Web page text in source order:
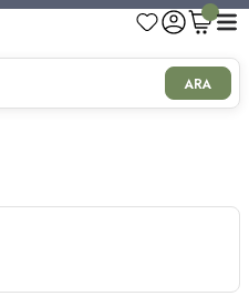
Kargo Bedava!
Kargo Bedava!
ARA